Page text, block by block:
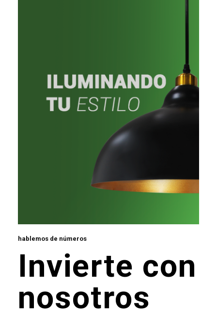
hablemos de números
Invierte con
nosotros